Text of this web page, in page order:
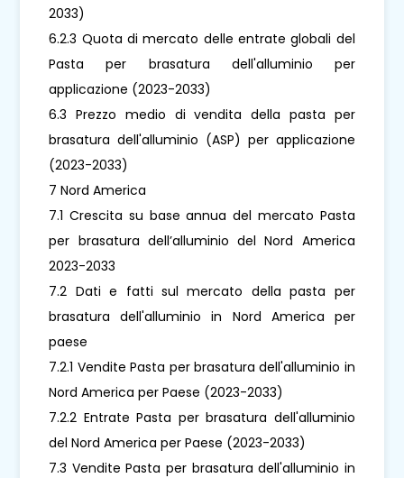
2033)
6.2.3 Quota di mercato delle entrate globali del
Pasta per brasatura dell'alluminio per
applicazione (2023-2033)
6.3 Prezzo medio di vendita della pasta per
brasatura dell'alluminio (ASP) per applicazione
(2023-2033)
7 Nord America
7.1 Crescita su base annua del mercato Pasta
per brasatura dell’alluminio del Nord America
2023-2033
7.2 Dati e fatti sul mercato della pasta per
brasatura dell'alluminio in Nord America per
paese
7.2.1 Vendite Pasta per brasatura dell'alluminio in
Nord America per Paese (2023-2033)
7.2.2 Entrate Pasta per brasatura dell'alluminio
del Nord America per Paese (2023-2033)
7.3 Vendite Pasta per brasatura dell'alluminio in